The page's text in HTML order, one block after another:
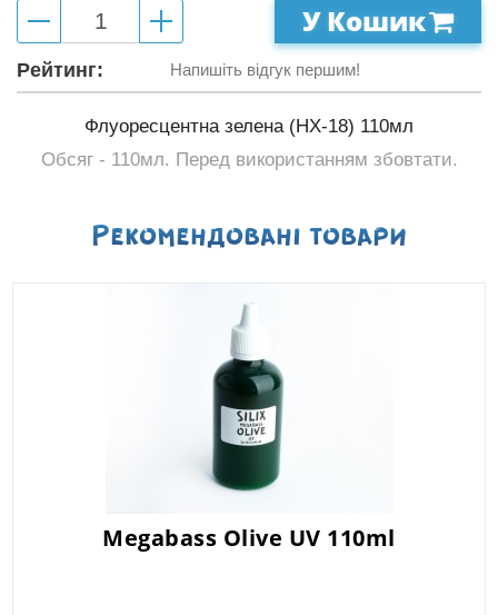
У Кошик
Рейтинг: Напишіть відгук першим!
Флуоресцентна зелена (HX-18) 110мл
Обсяг - 110мл. Перед використанням збовтати.
Рекомендованi товари
Megabass Olive UV 110ml